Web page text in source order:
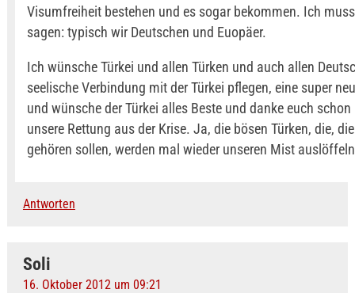
Visumfreiheit bestehen und es sogar bekommen. Ich
sagen: typisch wir Deutschen und Euopäer.
Ich wünsche Türkei und allen Türken und auch allen
seelische Verbindung mit der Türkei pflegen, eine super
und wünsche der Türkei alles Beste und danke euch
unsere Rettung aus der Krise. Ja, die bösen Türken, die,
gehören sollen, werden mal wieder unseren Mist
Antworten
Soli
16. Oktober 2012 um 09:21